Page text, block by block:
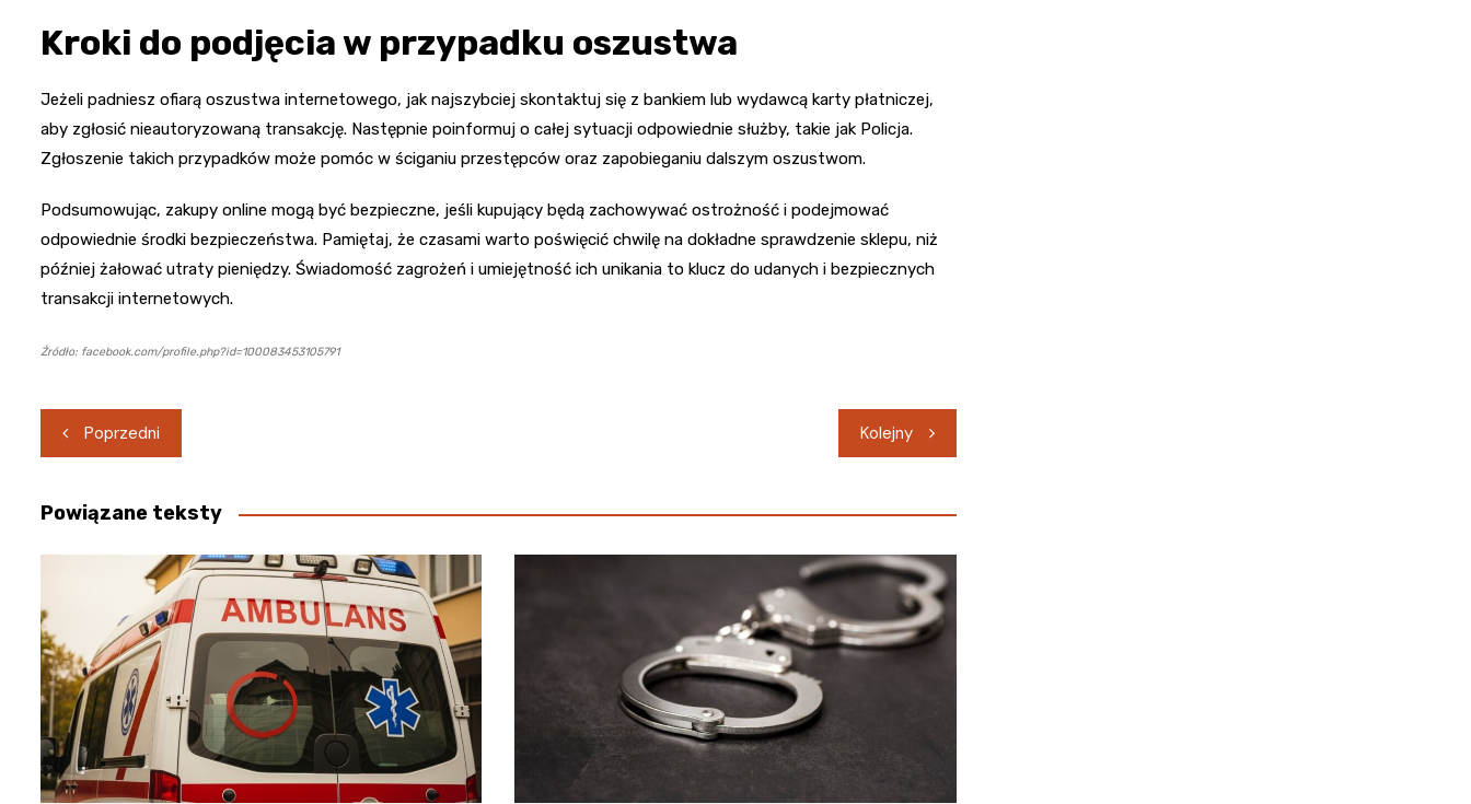
Kroki do podjęcia w przypadku oszustwa
Jeżeli padniesz ofiarą oszustwa internetowego, jak najszybciej skontaktuj się z bankiem lub wydawcą karty płatniczej,
aby zgłosić nieautoryzowaną transakcję. Następnie poinformuj o całej sytuacji odpowiednie służby, takie jak Policja.
Zgłoszenie takich przypadków może pomóc w ściganiu przestępców oraz zapobieganiu dalszym oszustwom.
Podsumowując, zakupy online mogą być bezpieczne, jeśli kupujący będą zachowywać ostrożność i podejmować
odpowiednie środki bezpieczeństwa. Pamiętaj, że czasami warto poświęcić chwilę na dokładne sprawdzenie sklepu, niż
później żałować utraty pieniędzy. Świadomość zagrożeń i umiejętność ich unikania to klucz do udanych i bezpiecznych
transakcji internetowych.
Źródło: facebook.com/profile.php?id=100083453105791
Nawigacja
wpisu
Poprzedni Kolejny
Powiązane teksty